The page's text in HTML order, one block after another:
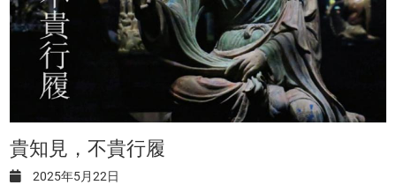
貴知見，不貴行履
2025年5月22日